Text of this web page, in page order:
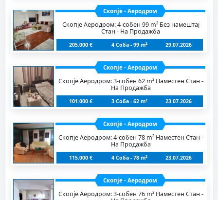
Скопје - Аеродром
Скопје Аеродром: 4-собен 99 m² Без намештај
Стан - На Продажба
205.000 € 4 Соба - 99 m² 29.07.2026
Скопје - Аеродром
Скопје Аеродром: 3-собен 62 m² Наместен Стан -
На Продажба
101.000 € 3 Соба - 62 m² 23.07.2026
Скопје - Аеродром
Скопје Аеродром: 4-собен 78 m² Наместен Стан -
На Продажба
115.000 € 4 Соба - 78 m² 23.07.2026
Скопје - Аеродром
Скопје Аеродром: 3-собен 76 m² Наместен Стан -